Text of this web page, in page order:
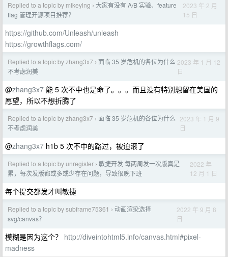
Replied to a topic by mikeying › 大家有没有 A/B 实验、feature
flag 管理开源项目推荐？
2023 年 2 月
15 日
https://github.com/Unleash/unleash
https://growthflags.com/
Replied to a topic by zhang3x7 › 面临 35 岁危机的各位为什么
不考虑润美
2023 年 1 月 12
日
@zhang3x7 能 5 次不中也是命了。。。而且没有特别想留在美国的
愿望，所以不想折腾了
Replied to a topic by zhang3x7 › 面临 35 岁危机的各位为什么
不考虑润美
2023 年 1 月 9
日
@zhang3x7 h1b 5 次不中的路过，被迫滚了
Replied to a topic by unregister › 敏捷开发 每两周发一次版真是
累，每次发版都或多或少存在问题，导致很晚下班
2022 年
12 月 1 日
每个提交都发才叫敏捷
Replied to a topic by subframe75361 › 动画渲染选择
svg/canvas？
2022 年 9 月 8
日
模糊是因为这个？ http://diveintohtml5.info/canvas.html#pixel-
madness